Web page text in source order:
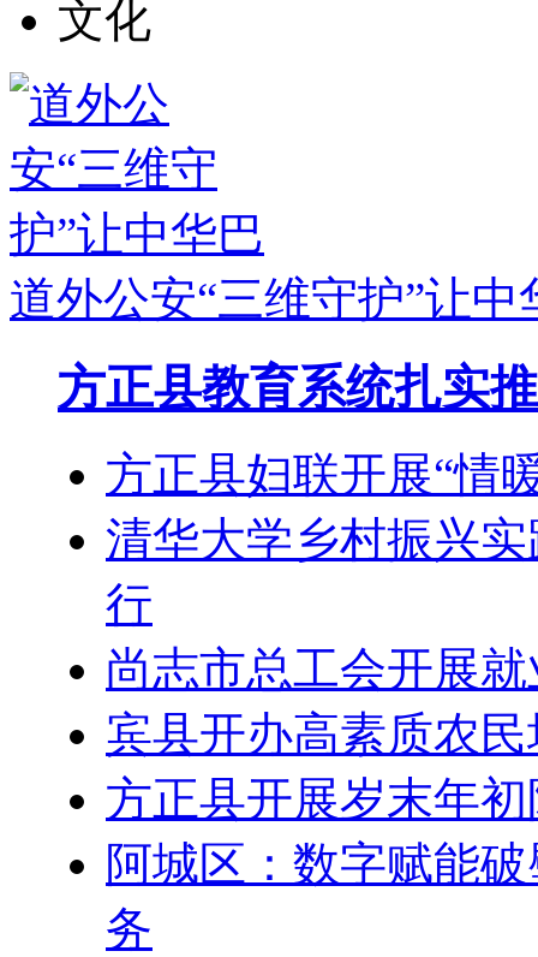
文化
道外公安“三维守护”让中
方正县教育系统扎实
方正县妇联开展“情
清华大学乡村振兴
行
尚志市总工会开展
宾县开办高素质农
方正县开展岁末年
阿城区：数字赋能
务